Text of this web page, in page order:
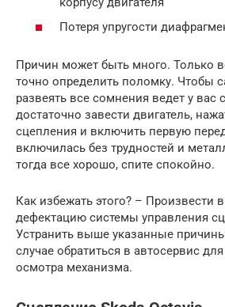
Потеря упругости
Причин может быть много. Только
точно определить поломку. Чтобы
развеять все сомнения ведет у вас
достаточно завести двигатель,
сцепления и включить первую
включилась без трудностей и
тогда все хорошо, спите спокойно.
Как избежать этого? – Произвести
дефектацию системы управления
Устранить выше указанные
случае обратиться в автосервис
осмотра механизма.